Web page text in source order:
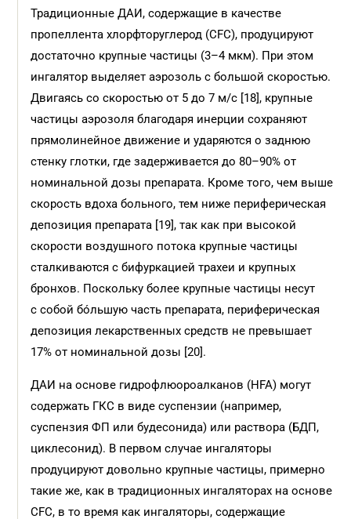
Традиционные ДАИ, содержащие в качестве
пропеллента хлорфторуглерод (CFC), продуцируют
достаточно крупные частицы (3–4 мкм). При этом
ингалятор выделяет аэрозоль с большой скоростью.
Двигаясь со скоростью от 5 до 7 м/с [18], крупные
частицы аэрозоля благодаря инерции сохраняют
прямолинейное движение и ударяются о заднюю
стенку глотки, где задерживается до 80–90% от
номинальной дозы препарата. Кроме того, чем выше
скорость вдоха больного, тем ниже периферическая
депозиция препарата [19], так как при высокой
скорости воздушного потока крупные частицы
сталкиваются с бифуркацией трахеи и крупных
бронхов. Поскольку более крупные частицы несут
с собой бóльшую часть препарата, периферическая
депозиция лекарственных средств не превышает
17% от номинальной дозы [20].
ДАИ на основе гидрофлюороалканов (HFA) могут
содержать ГКС в виде суспензии (например,
суспензия ФП или будесонида) или раствора (БДП,
циклесонид). В первом случае ингаляторы
продуцируют довольно крупные частицы, примерно
такие же, как в традиционных ингаляторах на основе
CFC, в то время как ингаляторы, содержащие